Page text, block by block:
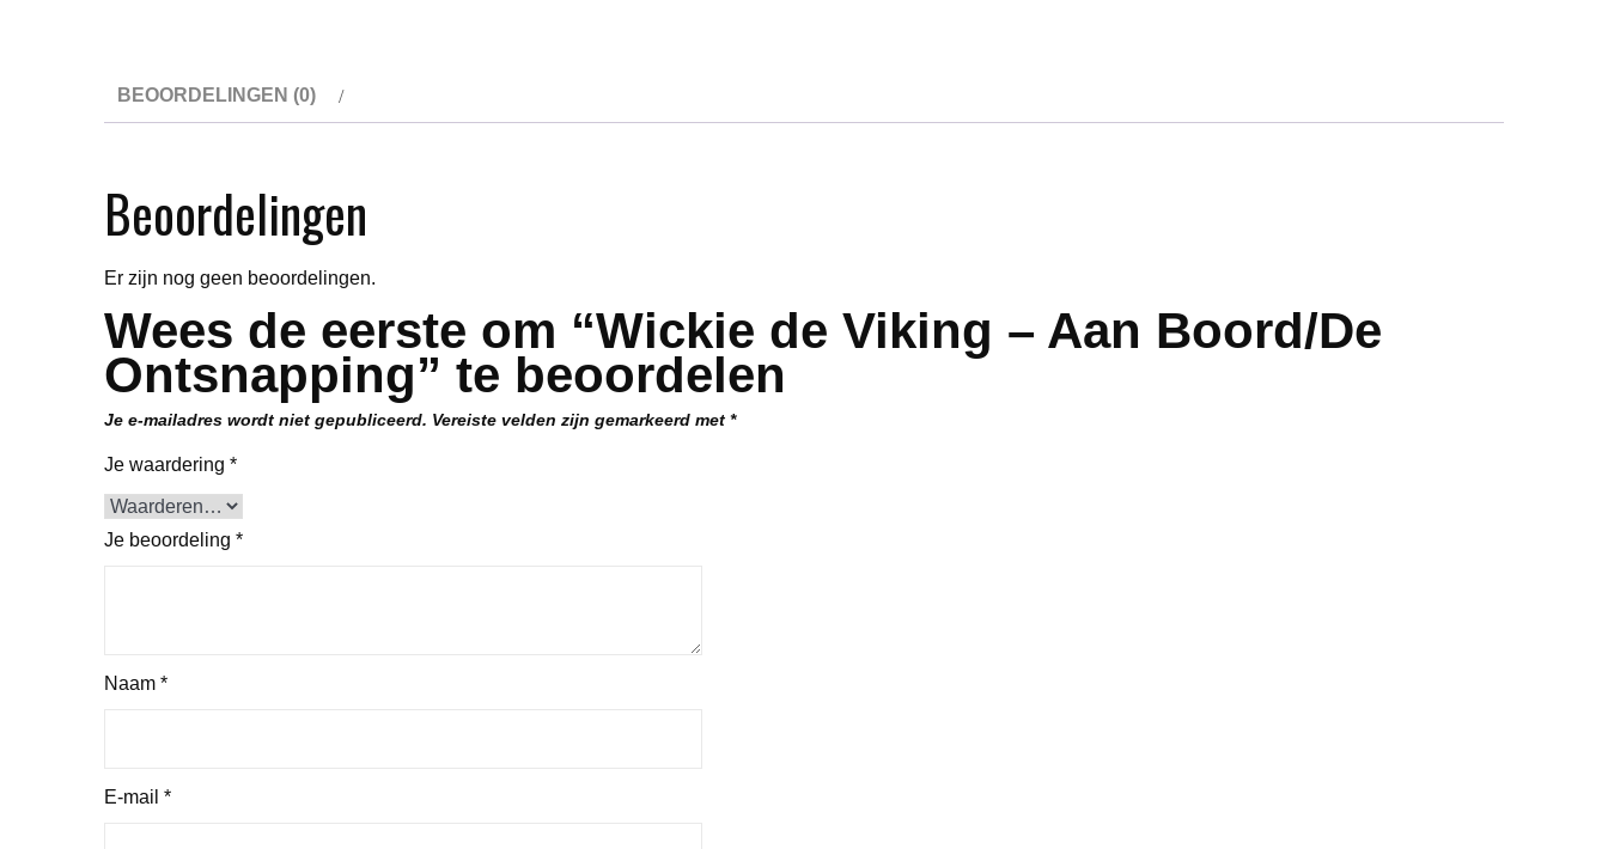
BEOORDELINGEN (0)
Beoordelingen
Er zijn nog geen beoordelingen.
Wees de eerste om “Wickie de Viking – Aan Boord/De
Ontsnapping” te beoordelen
Je e-mailadres wordt niet gepubliceerd. Vereiste velden zijn gemarkeerd met *
Je waardering *
Je beoordeling *
Naam *
E-mail *